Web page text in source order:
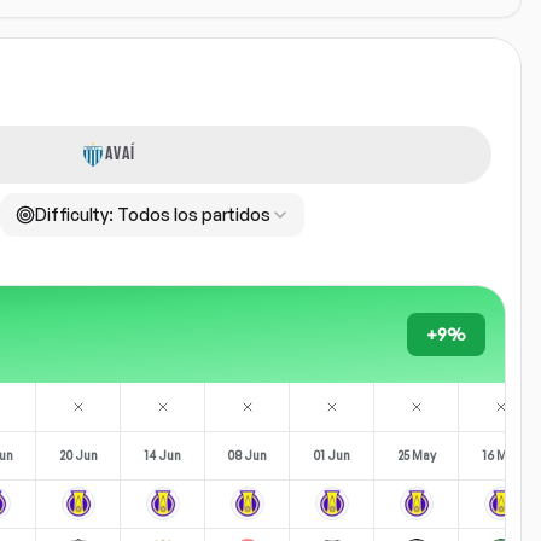
AVAÍ
Difficulty: Todos los partidos
+9%
20 Jun 14 Jun 08 Jun 01 Jun 25 May 16 May